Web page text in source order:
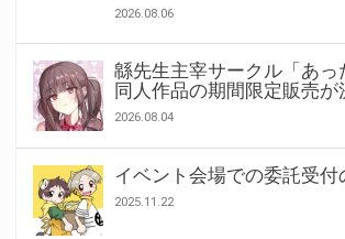
2026.08.06
緜先生主宰サークル「あっ
同人作品の期間限定販売が
2026.08.04
イベント会場での委託受付
2025.11.22